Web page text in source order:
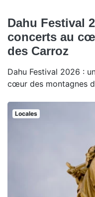
Dahu Festival
concerts au
des Carroz
Dahu Festival 2026 :
cœur des montagnes
Locales